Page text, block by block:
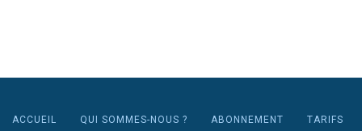
ACCUEIL QUI SOMMES-NOUS ? ABONNEMENT TARIFS